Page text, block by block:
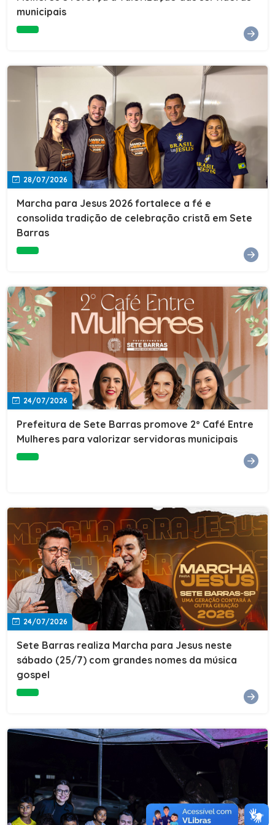
Cultura, Esporte e Lazer, Paulo Thomas, prestigiou os
compromisso da nossa gestão com a inclusão,
oferecendo a jovens e adultos a oportunidade de
concluir seus estudos e construir um futuro melhor.
Cada certificado entregue simboliza esforço,
determinação e a certeza de que investir em educação
é investir no desenvolvimento de Sete Barras."A
Prefeitura de Sete Barras também agradeceu ao SESI,
parceiro fundamental na retomada e ampliação da
Educação de Jovens e Adultos, aos professores, à
equipe da Secretaria Municipal de Educação e a todos
os profissionais que contribuíram para que esse
importante projeto voltasse a transformar a vida de
municipais
28/07/2026
Marcha para Jesus 2026 fortalece a fé e
consolida tradição de celebração cristã em Sete
Barras
24/07/2026
Prefeitura de Sete Barras promove 2º Café Entre
Mulheres para valorizar servidoras municipais
24/07/2026
Sete Barras realiza Marcha para Jesus neste
sábado (25/7) com grandes nomes da música
gospel